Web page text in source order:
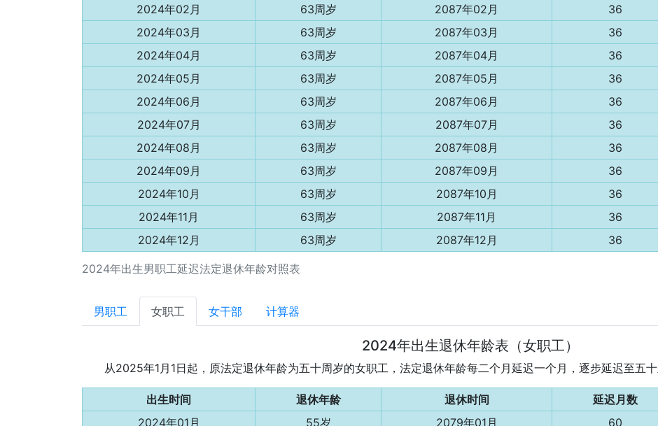
2024年出生男职工延迟法定退休年龄对照表
2024年02月
63周岁 2087年02月 36
2024年03月
63周岁 2087年03月 36
2024年04月
63周岁 2087年04月 36
2024年05月
63周岁 2087年05月 36
2024年06月
63周岁 2087年06月 36
2024年07月
63周岁 2087年07月 36
2024年08月
63周岁 2087年08月 36
2024年09月
63周岁 2087年09月 36
2024年10月
63周岁 2087年10月 36
2024年11月
63周岁 2087年11月 36
2024年12月
63周岁 2087年12月 36
男职工 女职工 女干部 计算器
2024年出生退休年龄表（女职工）
从2025年1月1日起，原法定退休年龄为五十周岁的女职工，法定退休年龄每二个月延迟一个月，逐步延迟至五十
出生时间 退休年龄 退休时间 延迟月数
2024年01月
55岁 2079年01月 60